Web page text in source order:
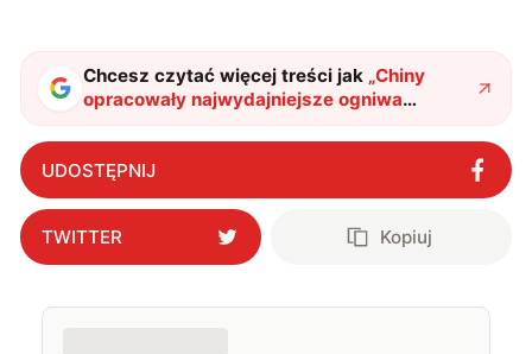
Chcesz czytać więcej treści jak „Chiny
opracowały najwydajniejsze ogniwa
perowskitowe. Czy ktoś ich jeszcze pokona
w fotowoltaicznej wojnie?"?
UDOSTĘPNIJ
TWITTER Kopiuj